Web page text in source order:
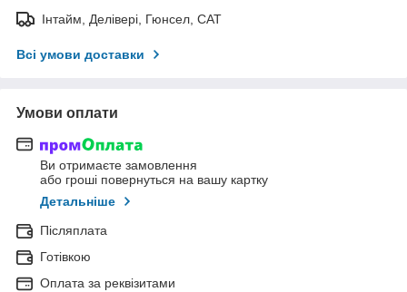
Інтайм, Делівері, Гюнсел, САТ
Всі умови доставки
Умови оплати
Ви отримаєте замовлення
або гроші повернуться на вашу картку
Детальніше
Післяплата
Готівкою
Оплата за реквізитами